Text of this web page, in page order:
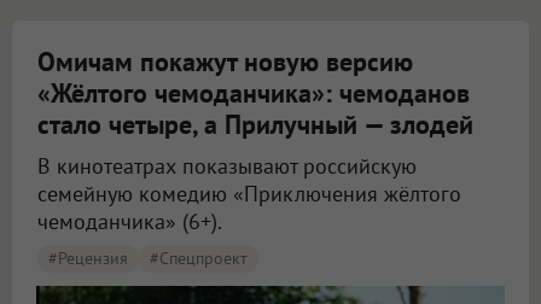
Омичам покажут новую версию
«Жёлтого чемоданчика»: чемоданов
стало четыре, а Прилучный — злодей
В кинотеатрах показывают российскую
семейную комедию «Приключения жёлтого
чемоданчика» (6+).
#рецензия #Спецпроект